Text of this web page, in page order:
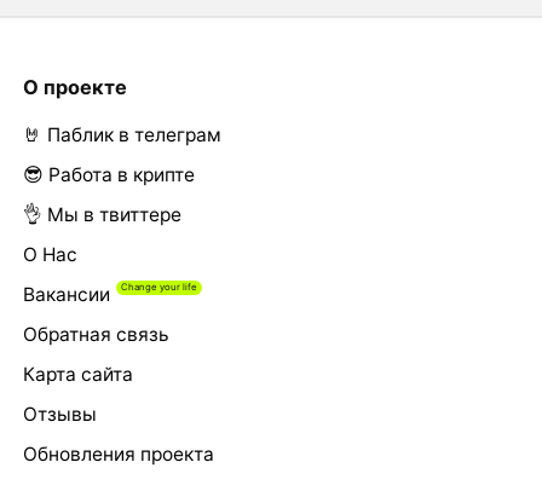
О проекте
🤘 Паблик в телеграм
😎 Работа в крипте
👌 Мы в твиттере
О Нас
Вакансии
Обратная связь
Карта сайта
Отзывы
Обновления проекта